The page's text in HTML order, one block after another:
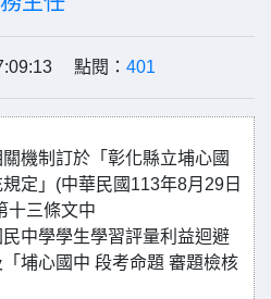
點閱： 401
機制訂於「彰化縣立埔心國
定」(中華民國113年8月29日
十三條文中
中學學生學習評量利益迴避
埔心國中 段考命題 審題檢核